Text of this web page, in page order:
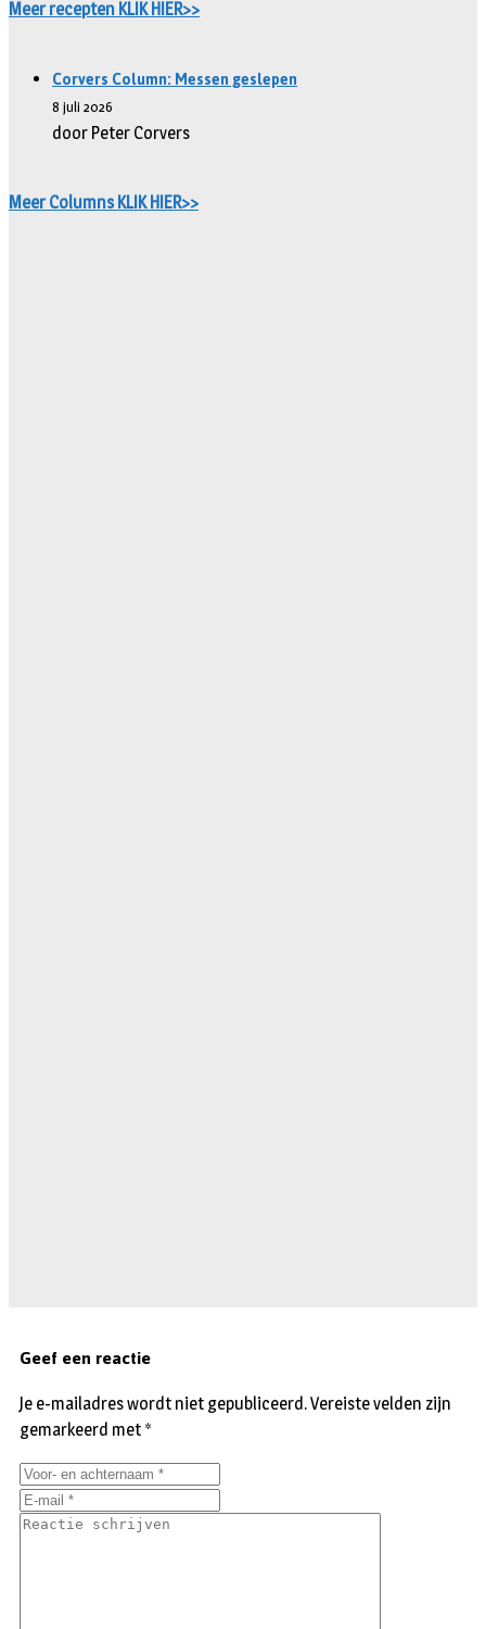
Meer recepten KLIK HIER>>
Corvers Column: Messen geslepen
8 juli 2026
door Peter Corvers
Meer Columns KLIK HIER>>
Geef een reactie
Je e-mailadres wordt niet gepubliceerd.Vereiste velden zijn
gemarkeerd met *